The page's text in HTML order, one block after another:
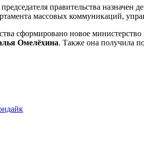
правительства назначен
массовых коммуникаций,
сформировано новое
Омелёхина. Также она получила